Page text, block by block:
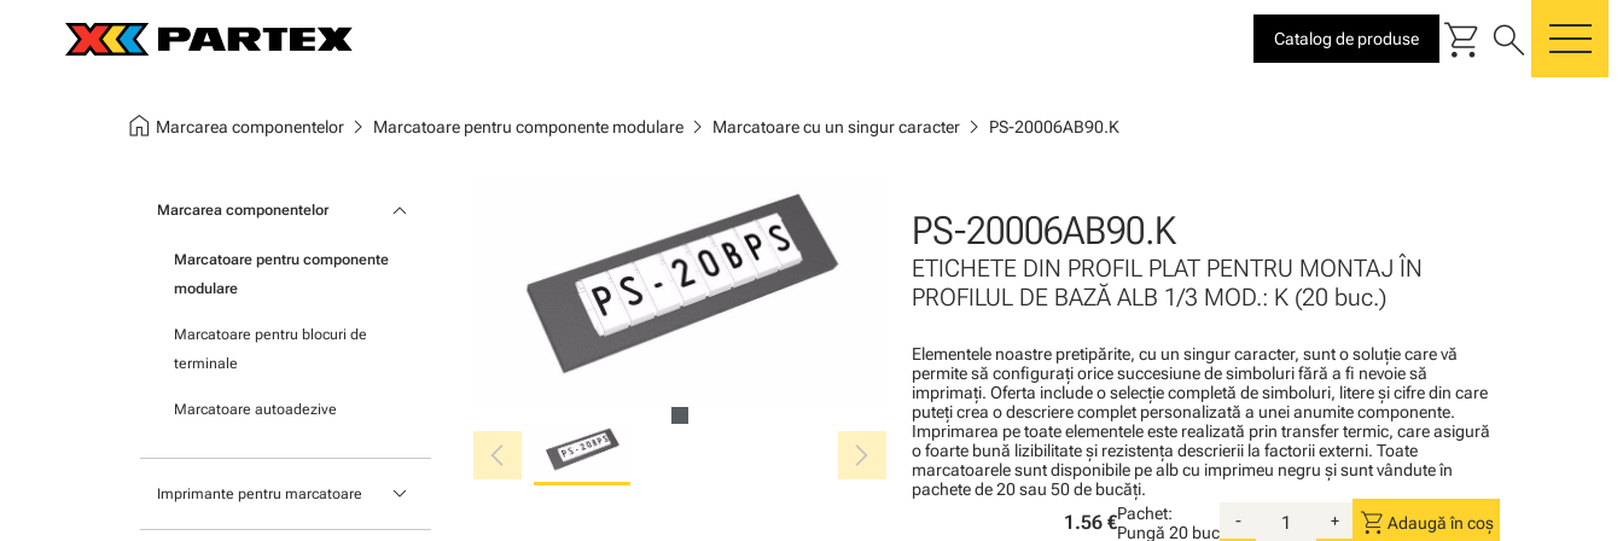
Catalog de produse shopping_cart search
home Marcarea componentelor chevron_right Marcatoare pentru componente modulare chevron_right Marcatoare cu un singur caracter chevron_right PS-20006AB90.K
Marcarea componentelor keyboard_arrow_down
Marcatoare pentru componente
modulare
Marcatoare pentru blocuri de
terminale
Marcatoare autoadezive
Imprimante pentru marcatoare keyboard_arrow_down
chevron_left chevron_right
PS-20006AB90.K
ETICHETE DIN PROFIL PLAT PENTRU MONTAJ ÎN
PROFILUL DE BAZĂ ALB 1/3 MOD.: K (20 buc.)
Elementele noastre pretipărite, cu un singur caracter, sunt o soluţie care vă
permite să configuraţi orice succesiune de simboluri fără a fi nevoie să
imprimaţi. Oferta include o selecţie completă de simboluri, litere şi cifre din care
puteţi crea o descriere complet personalizată a unei anumite componente.
Imprimarea pe toate elementele este realizată prin transfer termic, care asigură
o foarte bună lizibilitate şi rezistenţa descrierii la factorii externi. Toate
marcatoarele sunt disponibile pe alb cu imprimeu negru şi sunt vândute în
pachete de 20 sau 50 de bucăţi.
1.56 €Pachet:
Pungă 20 buc
- + shopping_cart Adaugă în coș